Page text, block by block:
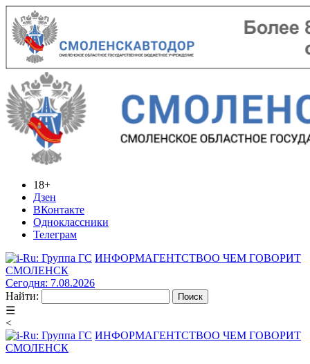
18+
Дзен
ВКонтакте
Одноклассники
Телеграм
ИНФОРМАГЕНТСТВОО ЧЕМ ГОВОРИТ
СМОЛЕНСК
Сегодня: 7.08.2026
Найти:
☰
<
ИНФОРМАГЕНТСТВОО ЧЕМ ГОВОРИТ
СМОЛЕНСК